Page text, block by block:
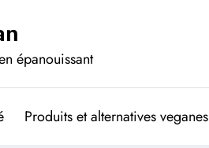
épanouissant
Produits et alternatives veganes